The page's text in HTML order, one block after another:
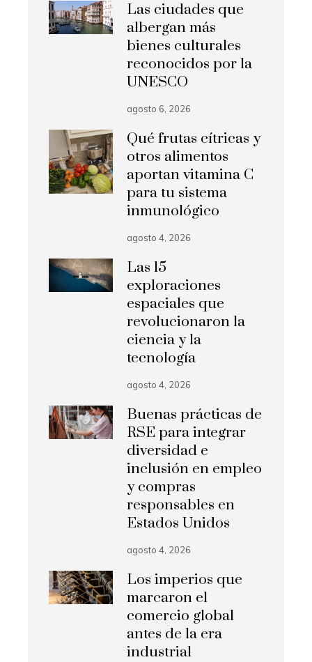
Las ciudades que
albergan más
bienes culturales
reconocidos por la
UNESCO
agosto 6, 2026
Qué frutas cítricas y
otros alimentos
aportan vitamina C
para tu sistema
inmunológico
agosto 4, 2026
Las 15
exploraciones
espaciales que
revolucionaron la
ciencia y la
tecnología
agosto 4, 2026
Buenas prácticas de
RSE para integrar
diversidad e
inclusión en empleo
y compras
responsables en
Estados Unidos
agosto 4, 2026
Los imperios que
marcaron el
comercio global
antes de la era
industrial